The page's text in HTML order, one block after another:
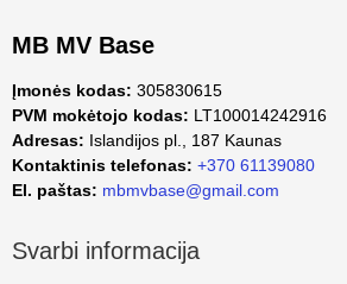
MB MV Base
Įmonės kodas: 305830615
PVM mokėtojo kodas: LT100014242916
Adresas: Islandijos pl., 187 Kaunas
Kontaktinis telefonas: +370 61139080
El. paštas: mbmvbase@gmail.com
Svarbi informacija